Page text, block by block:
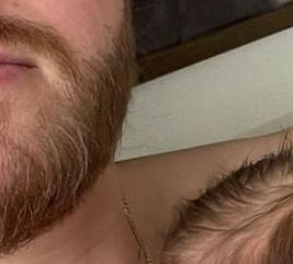
Alle Themen auf
Jobs
App runterladen
Team
Redaktionelle
Impressum